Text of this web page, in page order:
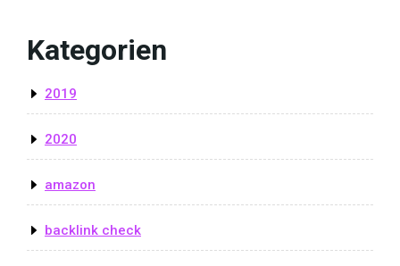
Kategorien
2019
2020
amazon
backlink check